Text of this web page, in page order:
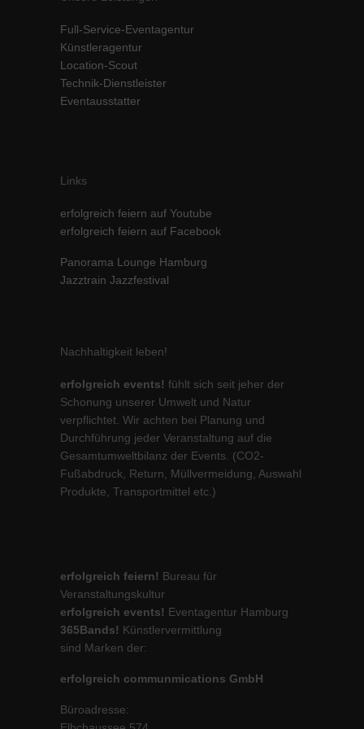
Full-Service-Eventagentur
Künstleragentur
Location-Scout
Technik-Dienstleister
Eventausstatter
Links
erfolgreich feiern auf Youtube
erfolgreich feiern auf Facebook
Panorama Lounge Hamburg
Jazztrain Jazzfestival
Nachhaltigkeit leben!
erfolgreich events! fühlt sich seit jeher der
Schonung unserer Umwelt und Natur
verpflichtet. Wir achten bei Planung und
Durchführung jeder Veranstaltung auf die
Gesamtumweltbilanz der Events. (CO2-
Fußabdruck, Return, Müllvermeidung, Auswahl
Produkte, Transportmittel etc.)
erfolgreich feiern! Bureau für
Veranstaltungskultur
erfolgreich events! Eventagentur Hamburg
365Bands! Künstlervermittlung
sind Marken der:
erfolgreich communmications GmbH
Büroadresse:
standardmäßig blockiert. Wenn Cookies von externen Medien akzeptiert
werden, bedarf der Zugriff auf diese Inhalte keiner manuellen Einwilligung
Cookie-Informationen anzeigen
powered by Borlabs Cookie